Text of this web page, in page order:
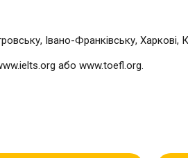
Івано-Франківську, Харкові,
або www.toefl.org.